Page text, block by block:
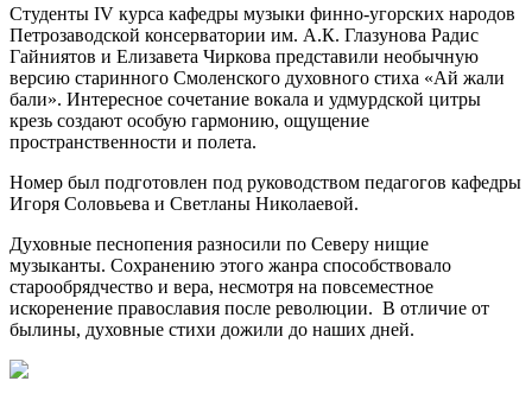
Студенты IV курса кафедры музыки финно-угорских народов
Петрозаводской консерватории им. А.К. Глазунова Радис
Гайниятов и Елизавета Чиркова представили необычную
версию старинного Смоленского духовного стиха «Ай жали
бали». Интересное сочетание вокала и удмурдской цитры
крезь создают особую гармонию, ощущение
пространственности и полета.
Номер был подготовлен под руководством педагогов кафедры
Игоря Соловьева и Светланы Николаевой.
Духовные песнопения разносили по Северу нищие
музыканты. Сохранению этого жанра способствовало
старообрядчество и вера, несмотря на повсеместное
искоренение православия после революции. В отличие от
былины, духовные стихи дожили до наших дней.